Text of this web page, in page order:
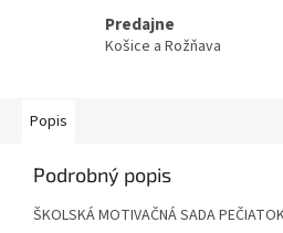
Predajne
Košice a Rožňava
Popis
Podrobný popis
ŠKOLSKÁ MOTIVAČNÁ SADA